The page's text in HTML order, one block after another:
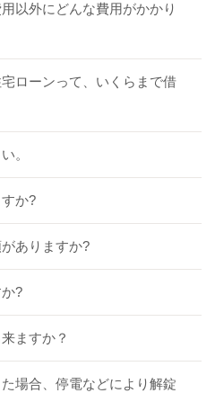
以外にどんな費用がかかり
ローンって、いくらまで借
。
か?
ありますか?
?
ますか？
場合、停電などにより解錠